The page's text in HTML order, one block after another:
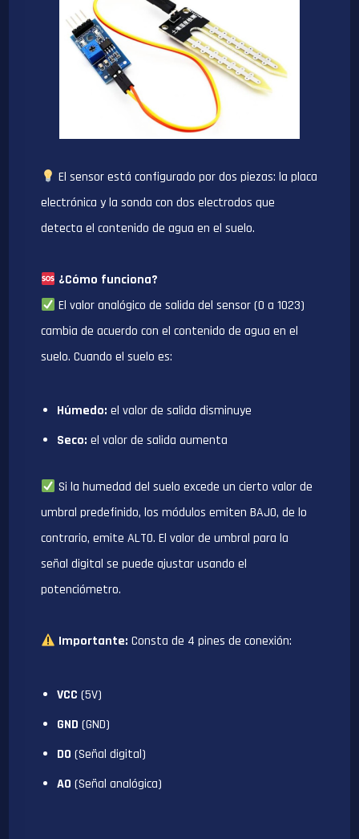
El sensor está configurado por dos piezas: la placa
electrónica y la sonda con dos electrodos que
detecta el contenido de agua en el suelo.
¿Cómo funciona?
El valor analógico de salida del sensor (0 a 1023)
cambia de acuerdo con el contenido de agua en el
suelo. Cuando el suelo es:
Húmedo: el valor de salida disminuye
Seco: el valor de salida aumenta
Si la humedad del suelo excede un cierto valor de
umbral predefinido, los módulos emiten BAJO, de lo
contrario, emite ALTO. El valor de umbral para la
señal digital se puede ajustar usando el
potenciómetro.
Importante: Consta de 4 pines de conexión:
VCC(5V)
GND(GND)
D0 (Señal digital)
A0(Señal analógica)